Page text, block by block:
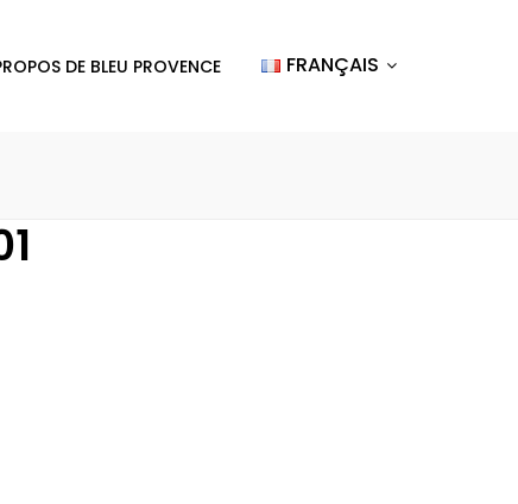
DE BLEU PROVENCE FRANÇAIS